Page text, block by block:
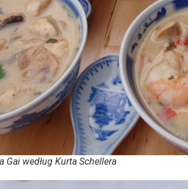
Gai według Kurta Schellera